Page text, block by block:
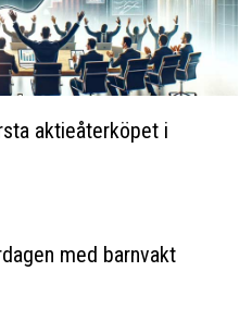
aktieåterköpet i
med barnvakt